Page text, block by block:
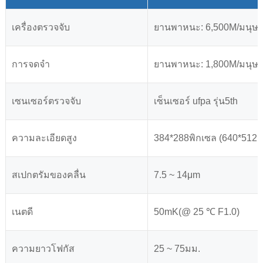
เครื่องตรวจจับ ยานพาหนะ: 6,500M/มนุษ
การจดจำ ยานพาหนะ: 1,800M/มนุษ
เซนเซอร์ตรวจจับ เซ็นเซอร์ ufpa รุ่น5th
ความละเอียดสูง 384*288พิกเซล (640*512
สเปกตรัมของคลื่น 7.5 ~ 14μm
เนตดี 50mK(@ 25 ℃ F1.0)
ความยาวโฟกัส 25 ~ 75มม.